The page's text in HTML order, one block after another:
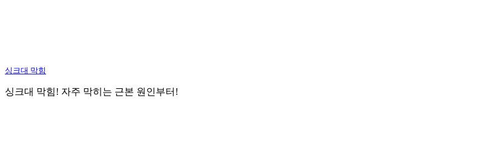
싱크대 막힘
싱크대 막힘! 자주 막히는 근본 원인부터!